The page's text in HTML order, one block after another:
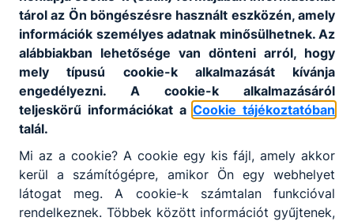
tárol az Ön böngészésre használt eszközén, amely
információk személyes adatnak minősülhetnek. Az
alábbiakban lehetősége van dönteni arról, hogy
mely típusú cookie-k alkalmazását kívánja
engedélyezni. A cookie-k alkalmazásáról
teljeskörű információkat a Cookie tájékoztatóban
talál.
Mi az a cookie? A cookie egy kis fájl, amely akkor
kerül a számítógépre, amikor Ön egy webhelyet
látogat meg. A cookie-k számtalan funkcióval
rendelkeznek. Többek között információt gyűjtenek,